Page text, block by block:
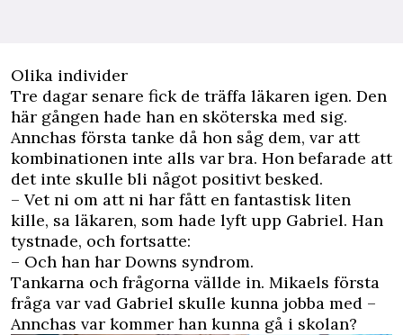
Olika individer
Tre dagar senare fick de träffa läkaren igen. Den
här gången hade han en sköterska med sig.
Annchas första tanke då hon såg dem, var att
kombinationen inte alls var bra. Hon befarade att
det inte skulle bli något positivt besked.
– Vet ni om att ni har fått en fantastisk liten
kille, sa läkaren, som hade lyft upp Gabriel. Han
tystnade, och fortsatte:
– Och han har Downs syndrom.
Tankarna och frågorna vällde in. Mikaels första
fråga var vad Gabriel skulle kunna jobba med –
Annchas var kommer han kunna gå i skolan?